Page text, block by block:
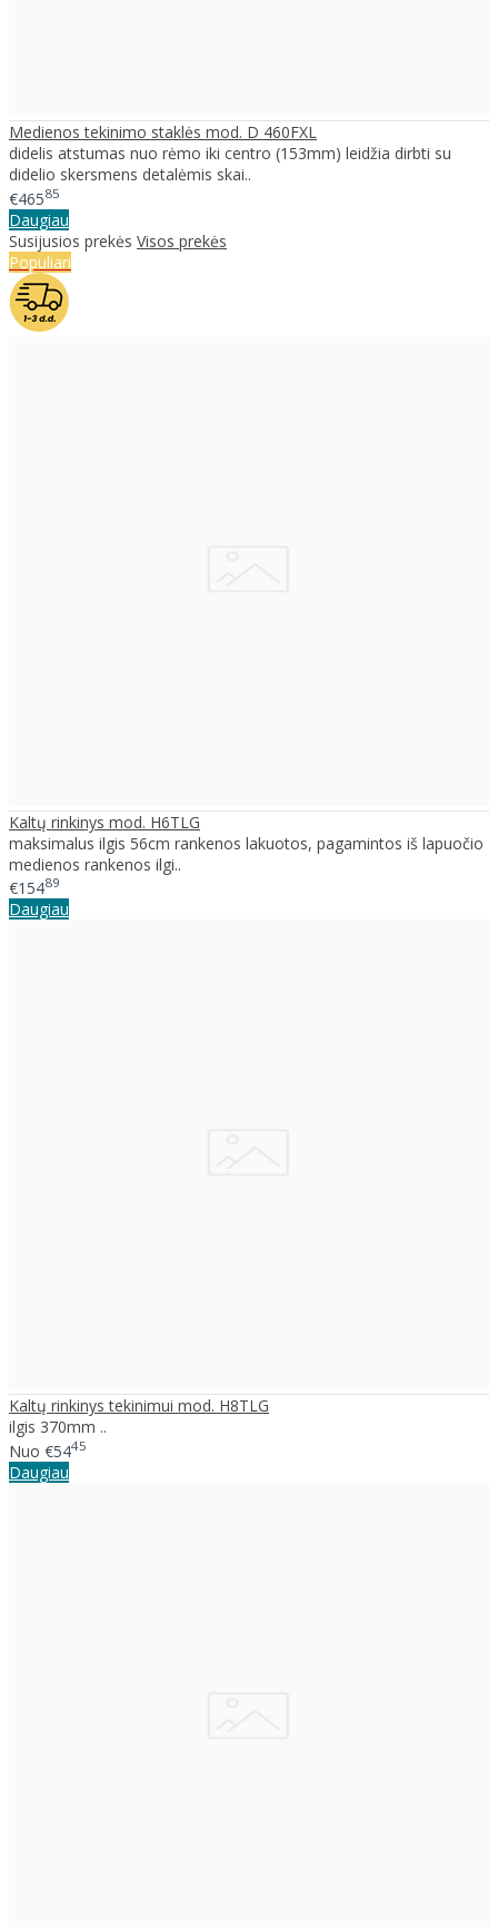
Medienos tekinimo staklės mod. D 460FXL
didelis atstumas nuo rėmo iki centro (153mm) leidžia dirbti su
didelio skersmens detalėmis skai..
€46585
Daugiau
Susijusios prekės Visos prekės
Populiari
Kaltų rinkinys mod. H6TLG
maksimalus ilgis 56cm rankenos lakuotos, pagamintos iš lapuočio
medienos rankenos ilgi..
€15489
Daugiau
Kaltų rinkinys tekinimui mod. H8TLG
ilgis 370mm ..
Nuo €5445
Daugiau